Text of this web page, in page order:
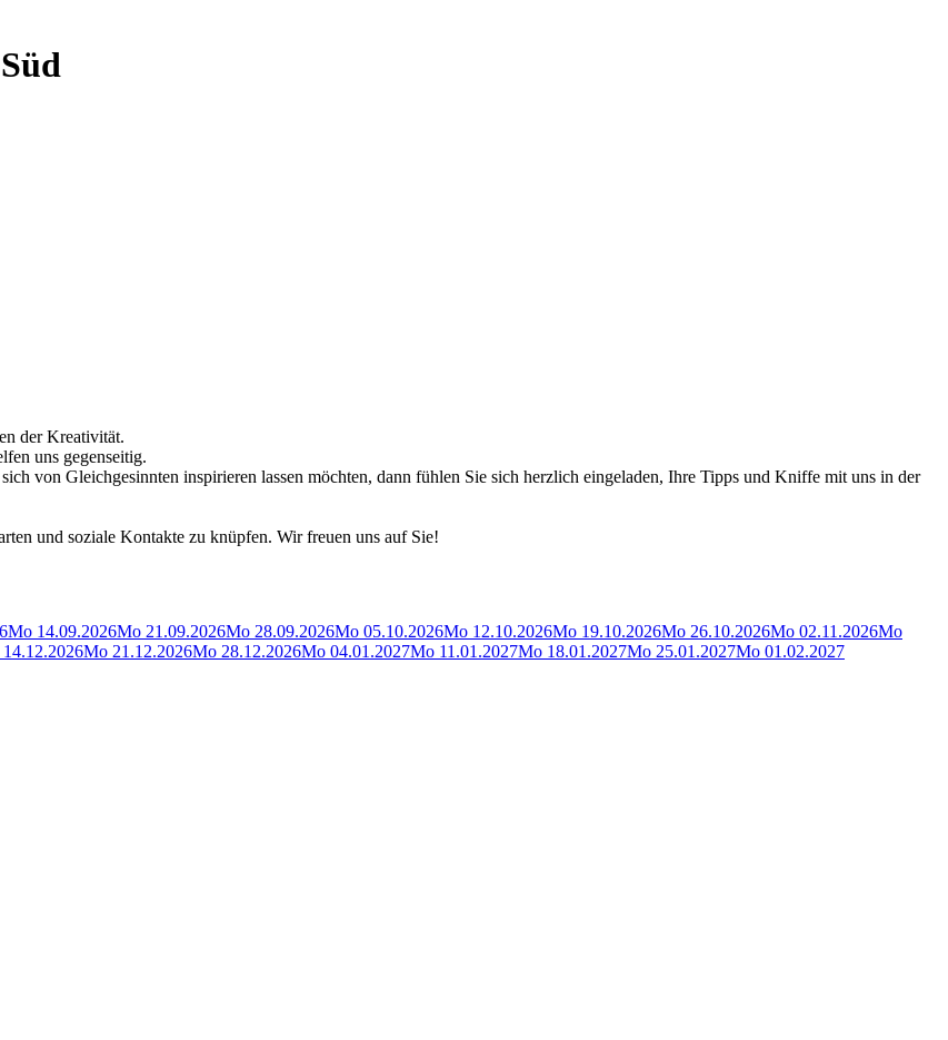
der Kreativität.
uns gegenseitig.
von Gleichgesinnten inspirieren lassen möchten, dann fühlen Sie sich herzlich eingeladen, Ihre Tipps und Kniffe mit uns in der
und soziale Kontakte zu knüpfen. Wir freuen uns auf Sie!
Mo 14.09.2026Mo 21.09.2026Mo 28.09.2026Mo 05.10.2026Mo 12.10.2026Mo 19.10.2026Mo 26.10.2026Mo 02.11.2026Mo
Mo 21.12.2026Mo 28.12.2026Mo 04.01.2027Mo 11.01.2027Mo 18.01.2027Mo 25.01.2027Mo 01.02.2027